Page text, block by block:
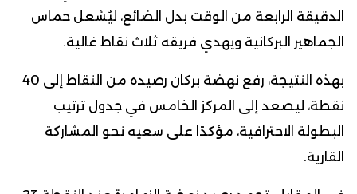
الدقيقة الرابعة من الوقت بدل الضائع، ليُشعل حماس
الجماهير البركانية ويهدي فريقه ثلاث نقاط غالية.
بهذه النتيجة، رفع نهضة بركان رصيده من النقاط إلى 40
نقطة، ليصعد إلى المركز الخامس في جدول ترتيب
البطولة الاحترافية، مؤكدًا على سعيه نحو المشاركة
القارية.